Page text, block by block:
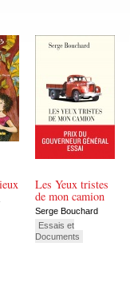
Les Yeux tristes
de mon camion
Serge Bouchard
Essais et
Documents